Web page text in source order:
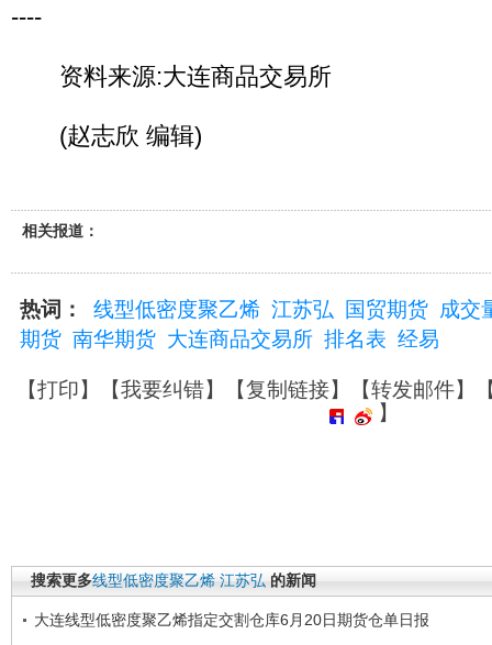
----
资料来源:大连商品交易所
(赵志欣 编辑)
相关报道：
热词： 线型低密度聚乙烯 江苏弘 国贸期货 成交
期货 南华期货 大连商品交易所 排名表 经易
【打印】【我要纠错】【复制链接】【转发邮件】
】
搜索更多线型低密度聚乙烯 江苏弘 的新闻
大连线型低密度聚乙烯指定交割仓库6月20日期货仓单日报